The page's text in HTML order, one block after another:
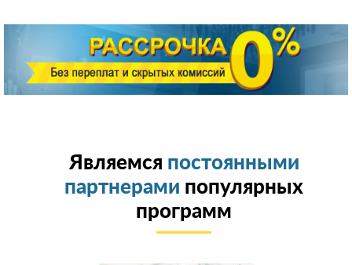
Являемся постоянными
партнерами популярных
программ